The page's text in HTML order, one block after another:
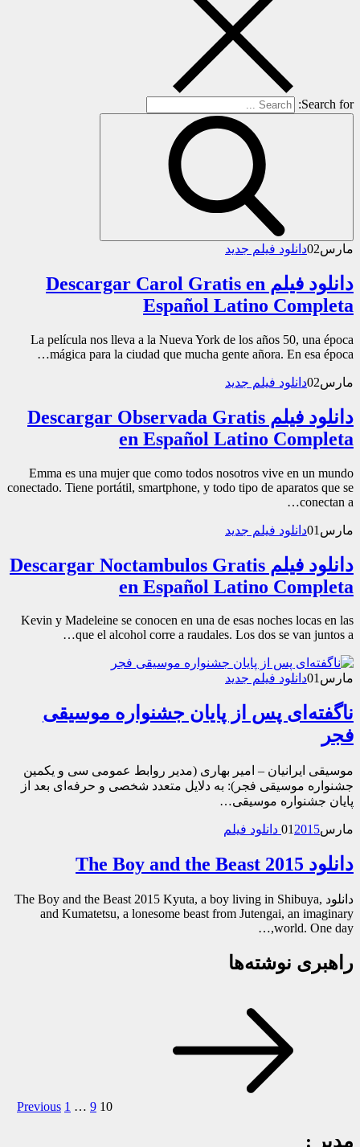
Search for:
مارس02دانلود فیلم جدید
دانلود فیلم Descargar Carol Gratis en
Español Latino Completa
La película nos lleva a la Nueva York de los años 50, una época
mágica para la ciudad que mucha gente añora. En esa época…
مارس02دانلود فیلم جدید
دانلود فیلم Descargar Observada Gratis
en Español Latino Completa
Emma es una mujer que como todos nosotros vive en un mundo
conectado. Tiene portátil, smartphone, y todo tipo de aparatos que se
conectan a…
مارس 01دانلود فیلم جدید
دانلود فیلم Descargar Noctambulos Gratis
en Español Latino Completa
Kevin y Madeleine se conocen en una de esas noches locas en las
que el alcohol corre a raudales. Los dos se van juntos a…
مارس01دانلود فیلم جدید
ناگفته‌ای پس از پایان جشنواره موسیقی
فجر
موسیقی ایرانیان – امیر بهاری (مدیر روابط عمومی سی و یکمین
جشنواره موسیقی فجر): به دلایل متعدد شخصی و حرفه‌ای بعد از
پایان جشنواره موسیقی…
مارس 01 2015 دانلود فیلم
دانلود The Boy and the Beast 2015
دانلود The Boy and the Beast 2015 Kyuta, a boy living in Shibuya,
and Kumatetsu, a lonesome beast from Jutengai, an imaginary
world. One day,…
راهبری نوشته‌ها
Previous 1 … 9 10
مدیر :